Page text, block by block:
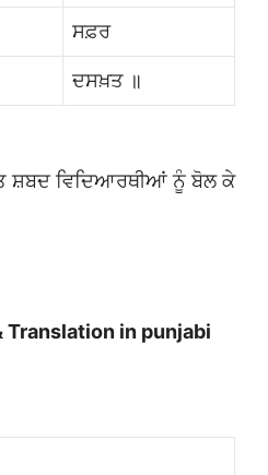
ਸਫ਼ਰ
ਦਸਖ਼ਤ ॥
ਵਿਦਿਆਰਥੀਆਂ ਨੂੰ ਬੋਲ ਕੇ
Translation in punjabi